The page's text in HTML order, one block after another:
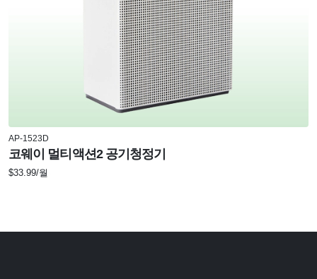
AP-1523D
코웨이 멀티액션2 공기청정기
$33.99/월